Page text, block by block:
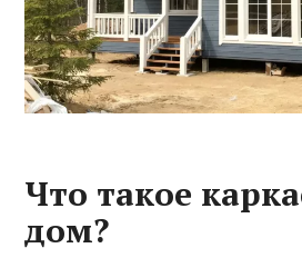
Что такое
дом?